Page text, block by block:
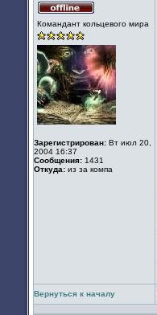
в
Командант кольцевого мира
Зарегистрирован: Вт июл 20,
2004 16:37
Сообщения: 1431
Откуда: из за компа
Вернуться к началу